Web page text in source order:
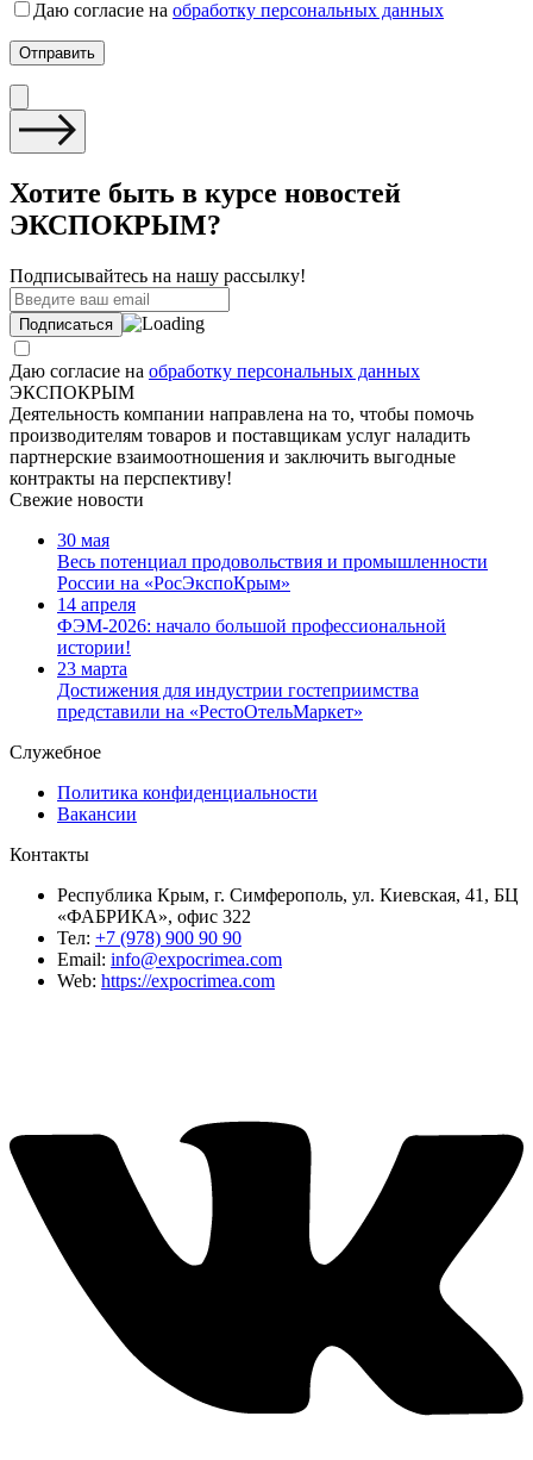
Даю согласие на обработку персональных данных
Хотите быть в курсе новостей
ЭКСПОКРЫМ?
Подписывайтесь на нашу рассылку!
Даю согласие на обработку персональных данных
ЭКСПОКРЫМ
Деятельность компании направлена на то, чтобы помочь
производителям товаров и поставщикам услуг наладить
партнерские взаимоотношения и заключить выгодные
контракты на перспективу!
Свежие новости
30 мая
Весь потенциал продовольствия и промышленности
России на «РосЭкспоКрым»
14 апреля
ФЭМ-2026: начало большой профессиональной
истории!
23 марта
Достижения для индустрии гостеприимства
представили на «РестоОтельМаркет»
Служебное
Политика конфиденциальности
Вакансии
Контакты
Республика Крым, г. Симферополь, ул. Киевская, 41, БЦ
«ФАБРИКА», офис 322
Тел: +7 (978) 900 90 90
Email: info@expocrimea.com
Web: https://expocrimea.com